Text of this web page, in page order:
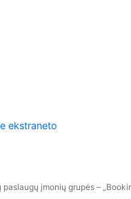
ekstraneto
įmonių grupės –